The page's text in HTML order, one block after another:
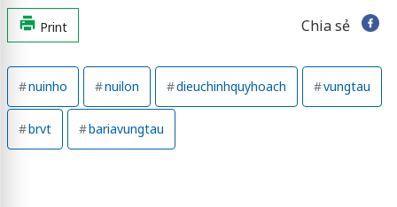
Print Chia sẻ
nuinho nuilon dieuchinhquyhoach vungtau
brvt bariavungtau